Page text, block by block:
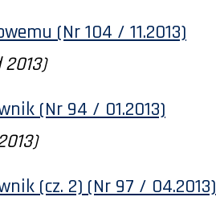
(Nr 104 / 11.2013)
(Nr 94 / 01.2013)
(cz. 2) (Nr 97 / 04.2013)